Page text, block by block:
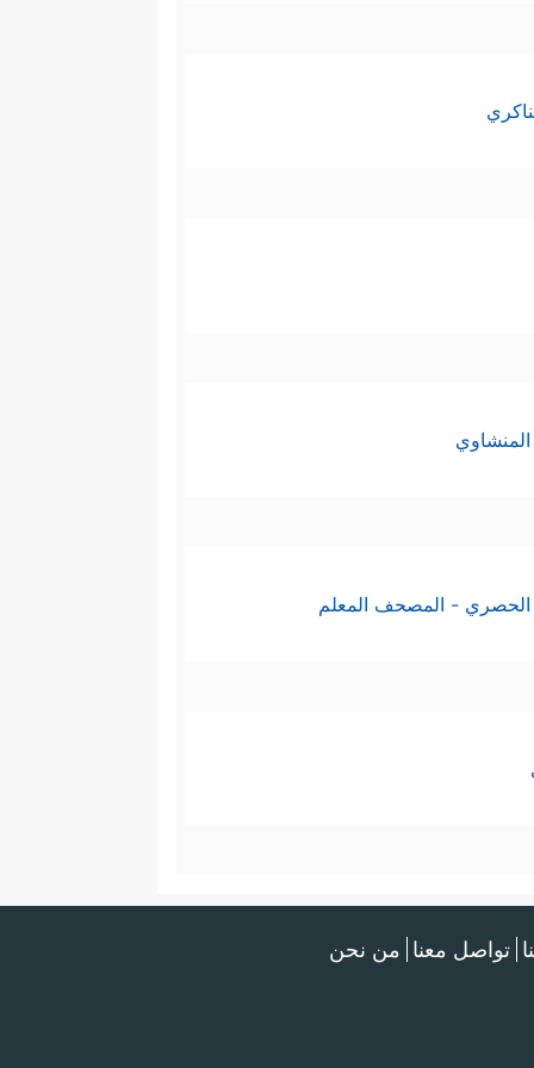
الحصري - المصحف المعلم
تواصل معنا من نحن